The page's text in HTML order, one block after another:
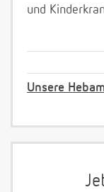
und
Unsere